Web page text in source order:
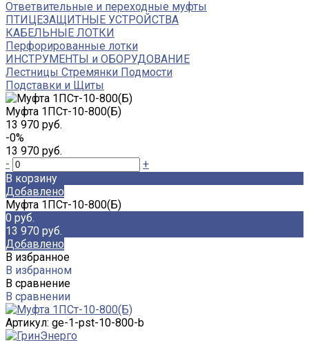
Ответвительные и переходные муфты
ПТИЦЕЗАЩИТНЫЕ УСТРОЙСТВА
КАБЕЛЬНЫЕ ЛОТКИ
Перфорированные лотки
ИНСТРУМЕНТЫ и ОБОРУДОВАНИЕ
Лестницы Стремянки Подмости
Подставки и Щиты
Муфта 1ПСт-10-800(Б)
13 970 руб.
-0%
13 970 руб.
-
+
В корзину
Добавлено
Муфта 1ПСт-10-800(Б)
0 руб.
13 970 руб.
Добавлено
В избранное
В избранном
В сравнение
В сравнении
Артикул: ge-1-pst-10-800-b